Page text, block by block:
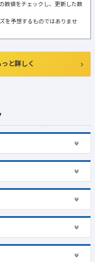
数値をチェックし、更新した数
を予想するものではありませ
と詳しく